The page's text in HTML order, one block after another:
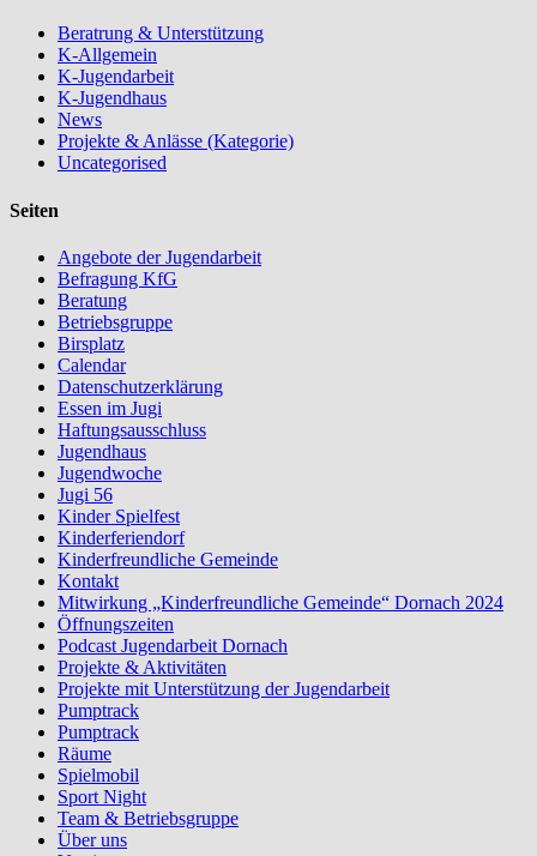
Beratrung & Unterstützung
K-Allgemein
K-Jugendarbeit
K-Jugendhaus
News
Projekte & Anlässe (Kategorie)
Uncategorised
Seiten
Angebote der Jugendarbeit
Befragung KfG
Beratung
Betriebsgruppe
Birsplatz
Calendar
Datenschutzerklärung
Essen im Jugi
Haftungsausschluss
Jugendhaus
Jugendwoche
Jugi 56
Kinder Spielfest
Kinderferiendorf
Kinderfreundliche Gemeinde
Kontakt
Mitwirkung „Kinderfreundliche Gemeinde“ Dornach 2024
Öffnungszeiten
Podcast Jugendarbeit Dornach
Projekte & Aktivitäten
Projekte mit Unterstützung der Jugendarbeit
Pumptrack
Pumptrack
Räume
Spielmobil
Sport Night
Team & Betriebsgruppe
Über uns